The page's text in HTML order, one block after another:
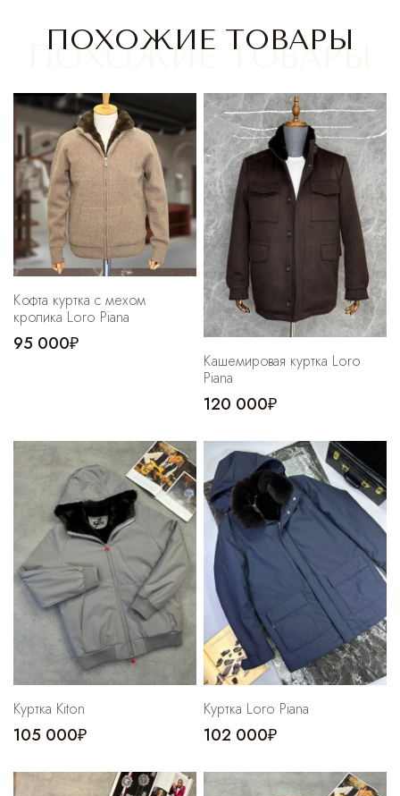
ПОХОЖИЕ ТОВАРЫ
Кофта куртка с мехом
кролика Loro Piana
95 000₽
Кашемировая куртка Loro
Piana
120 000₽
Куртка Kiton
105 000₽
Куртка Loro Piana
102 000₽
Комбинезоны